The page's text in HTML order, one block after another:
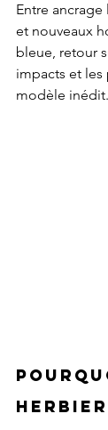
Entre
et nouveaux
bleue, retour
impacts et les
modèle inédit.